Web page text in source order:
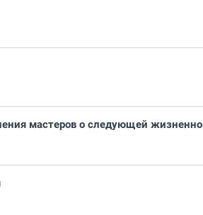
мастеров о следующей жизненно